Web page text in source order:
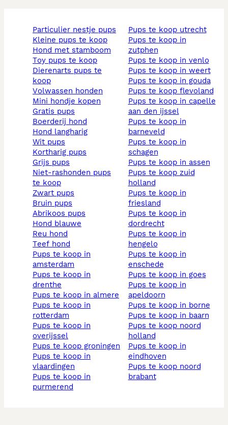
particulier nestje pups
kleine pups te koop
hond met stamboom
toy pups te koop
dierenarts pups te
koop
volwassen honden
mini hondje kopen
gratis pups
boerderij hond
hond langharig
wit pups
kortharig pups
grijs pups
niet-rashonden pups
te koop
zwart pups
bruin pups
abrikoos pups
hond blauwe
reu hond
teef hond
pups te koop in
amsterdam
pups te koop in
drenthe
pups te koop in almere
pups te koop in
rotterdam
pups te koop in
overijssel
pups te koop groningen
pups te koop in
vlaardingen
pups te koop in
purmerend
pups te koop utrecht
pups te koop in
zutphen
pups te koop in venlo
pups te koop in weert
pups te koop in gouda
pups te koop flevoland
pups te koop in capelle
aan den ijssel
pups te koop in
barneveld
pups te koop in
schagen
pups te koop in assen
pups te koop zuid
holland
pups te koop in
friesland
pups te koop in
dordrecht
pups te koop in
hengelo
pups te koop in
enschede
pups te koop in goes
pups te koop in
apeldoorn
pups te koop in borne
pups te koop in baarn
pups te koop noord
holland
pups te koop in
eindhoven
pups te koop noord
brabant